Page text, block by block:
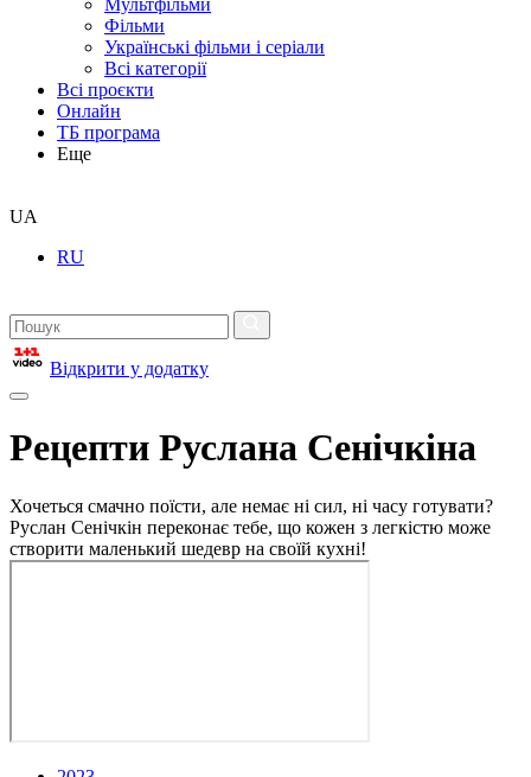
Мультфільми
Фільми
Українські фільми і серіали
Всі категорії
Всі проєкти
Онлайн
ТБ програма
Еще
UA
RU
Відкрити у додатку
Рецепти Руслана Сенічкіна
Хочеться смачно поїсти, але немає ні сил, ні часу готувати?
Руслан Сенічкін переконає тебе, що кожен з легкістю може
створити маленький шедевр на своїй кухні!